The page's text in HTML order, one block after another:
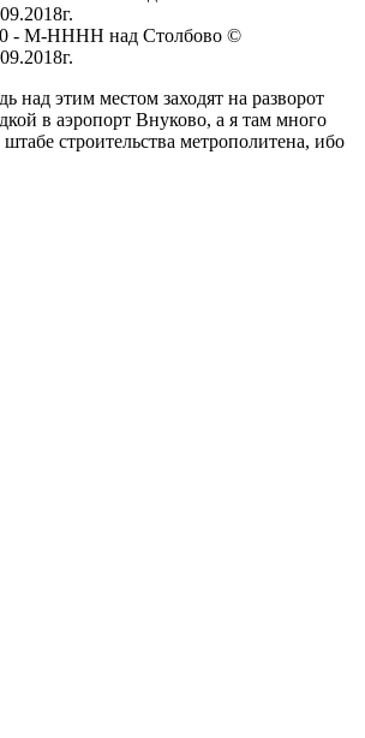
- M-HHHH над Столбово ©
над этим местом заходят на разворот
в аэропорт Внуково, а я там много
строительства метрополитена, ибо